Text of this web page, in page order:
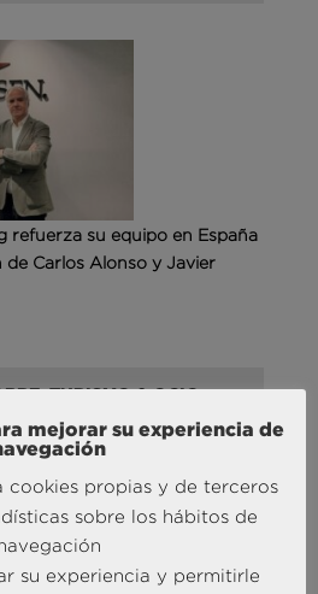
refuerza su equipo en España
Carlos Alonso y Javier
TURISMO & OCIO
mejorar su experiencia de
cookies propias y de terceros
sobre los hábitos de
su experiencia y permitirle